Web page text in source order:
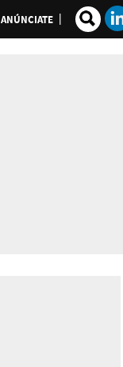
ANÚNCIATE